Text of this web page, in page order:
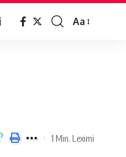
Aa
1 Min. Leximi